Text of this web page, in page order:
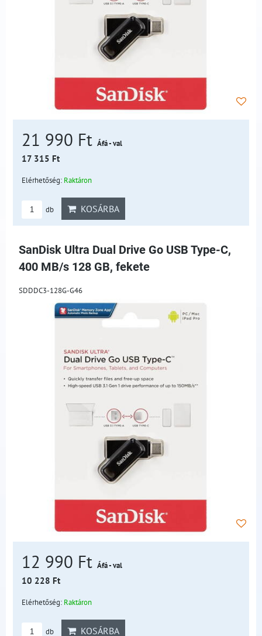
21 990 Ft Áfá - val
17 315 Ft
Elérhetőség: Raktáron
db KOSÁRBA
SanDisk Ultra Dual Drive Go USB Type-C,
400 MB/s 128 GB, fekete
SDDDC3-128G-G46
12 990 Ft Áfá - val
10 228 Ft
Elérhetőség: Raktáron
db KOSÁRBA